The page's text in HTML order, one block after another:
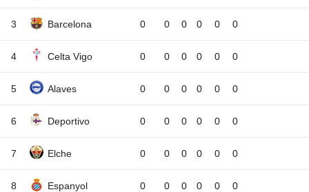
3 Barcelona 0 0 0 0 0 0
4 Celta Vigo 0 0 0 0 0 0
5 Alaves 0 0 0 0 0 0
6 Deportivo 0 0 0 0 0 0
7 Elche 0 0 0 0 0 0
8 Espanyol 0 0 0 0 0 0